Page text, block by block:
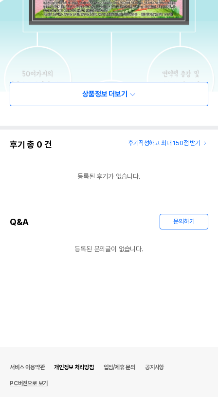
상품정보 더보기
후기 총 0 건 후기작성하고 최대 150점 받기
등록된 후기가 없습니다.
Q&A 문의하기
등록된 문의글이 없습니다.
서비스 이용약관 개인정보 처리방침 입점/제휴 문의 공지사항
PC버전으로 보기